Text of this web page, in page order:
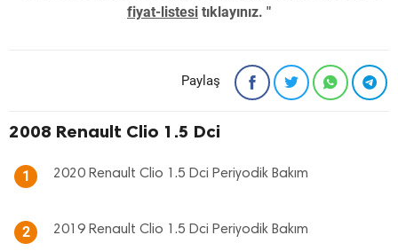
fiyat-listesi tıklayınız. "
Paylaş
2008 Renault Clio 1.5 Dci
1 2020 Renault Clio 1.5 Dci Periyodik Bakım
2 2019 Renault Clio 1.5 Dci Periyodik Bakım